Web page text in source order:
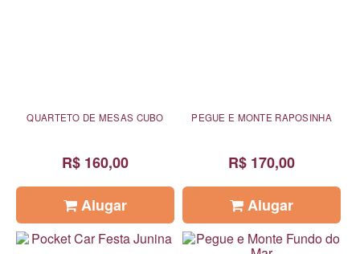
QUARTETO DE MESAS CUBO
R$ 160,00
Alugar
PEGUE E MONTE RAPOSINHA
R$ 170,00
Alugar